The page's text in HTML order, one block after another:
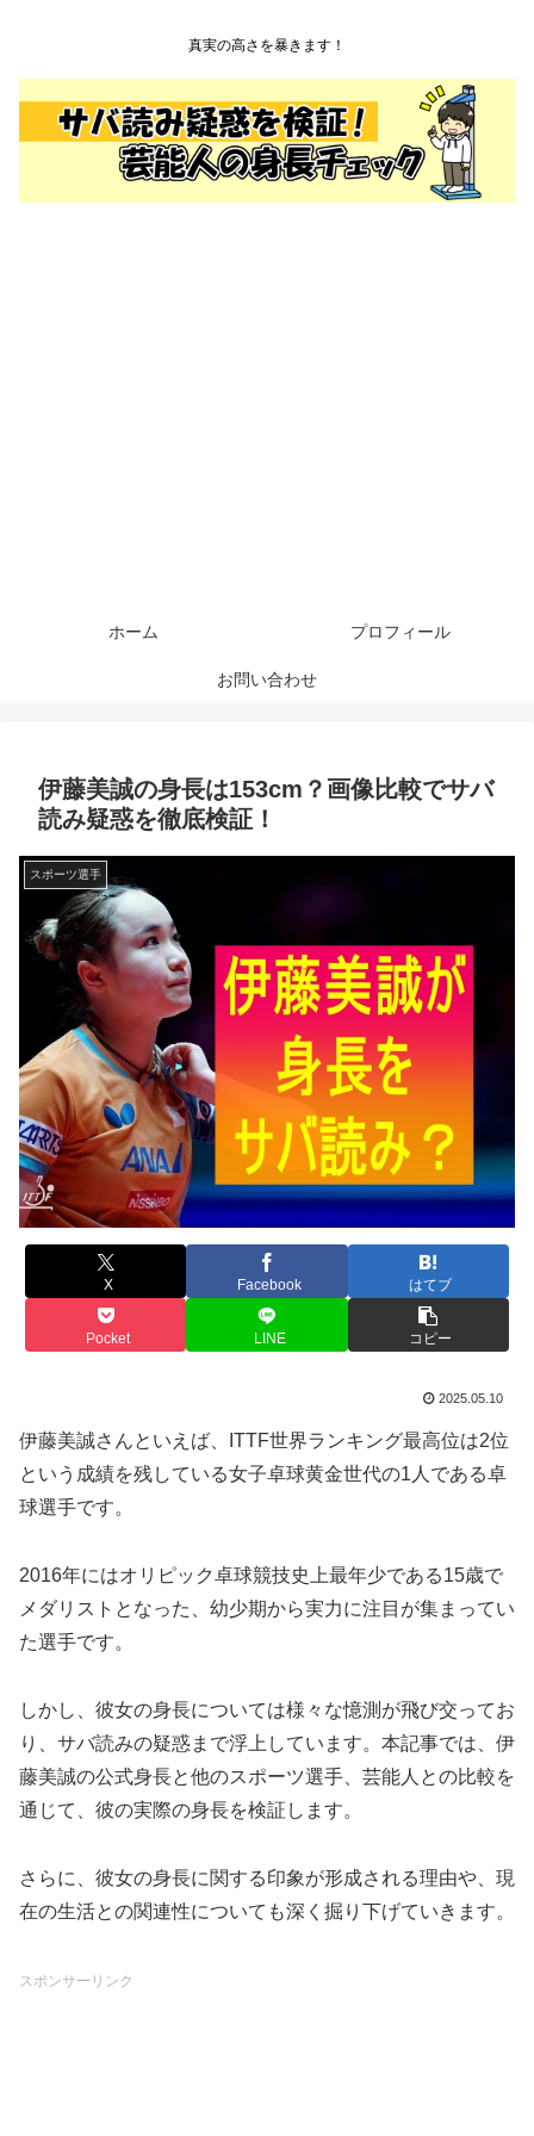
真実の高さを暴きます！
ホーム プロフィール
お問い合わせ
伊藤美誠の身長は153cm？画像比較でサバ
読み疑惑を徹底検証！
スポーツ選手
X Facebook はてブ
Pocket LINE コピー
2025.05.10
伊藤美誠さんといえば、ITTF世界ランキング最高位は2位
という成績を残している女子卓球黄金世代の1人である卓
球選手です。
2016年にはオリピック卓球競技史上最年少である15歳で
メダリストとなった、幼少期から実力に注目が集まってい
た選手です。
しかし、彼女の身長については様々な憶測が飛び交ってお
り、サバ読みの疑惑まで浮上しています。本記事では、伊
藤美誠の公式身長と他のスポーツ選手、芸能人との比較を
通じて、彼の実際の身長を検証します。
さらに、彼女の身長に関する印象が形成される理由や、現
在の生活との関連性についても深く掘り下げていきます。
スポンサーリンク